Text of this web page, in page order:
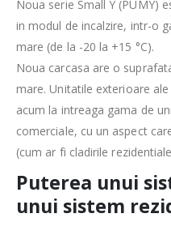
Noua serie Small Y (PUMY)
in modul de incalzire, intr-o
mare (de la -20 la +15 °C).
Noua carcasa are o
mare. Unitatile exterioare
acum la intreaga gama de
comerciale, cu un aspect
(cum ar fi cladirile
Puterea unui
unui sistem